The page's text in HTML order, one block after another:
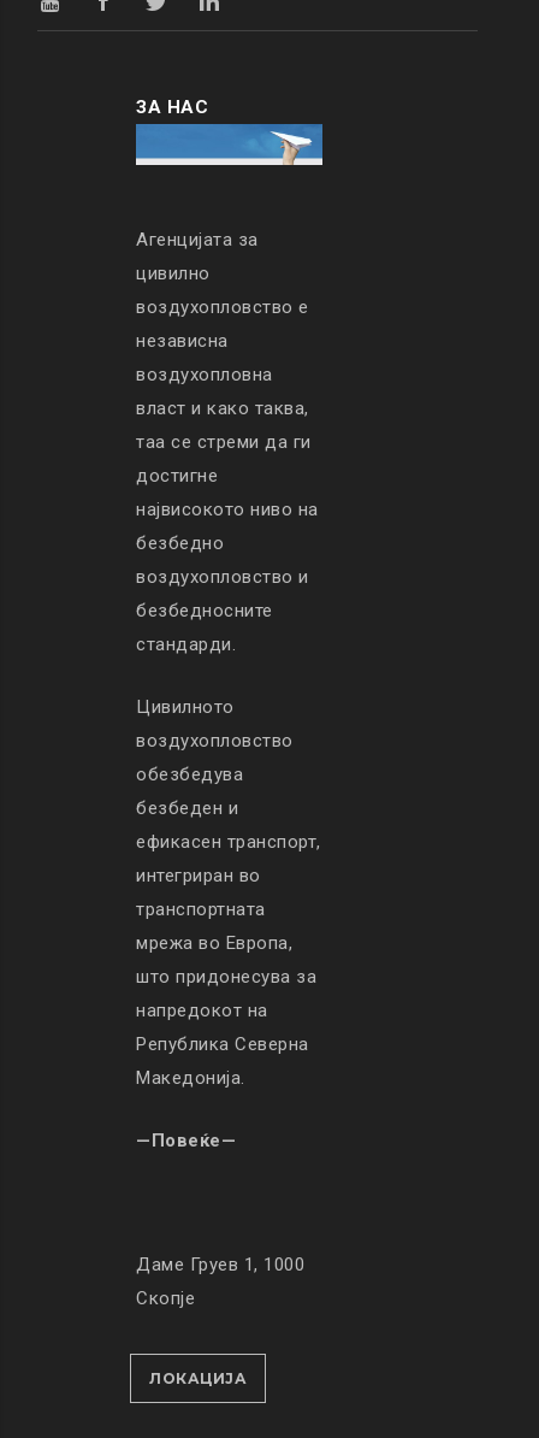
ЗА НАС
Агенцијата за
цивилно
воздухопловство е
независна
воздухопловна
власт и како таква,
таа се стреми да ги
достигне
највисокото ниво на
безбедно
воздухопловство и
безбедносните
стандарди.
Цивилното
воздухопловство
обезбедува
безбеден и
ефикасен транспорт,
интегриран во
транспортната
мрежа во Европа,
што придонесува за
напредокот на
Република Северна
Македонија.
—Повеќе—
Даме Груев 1, 1000
Скопје
ЛОКАЦИЈА